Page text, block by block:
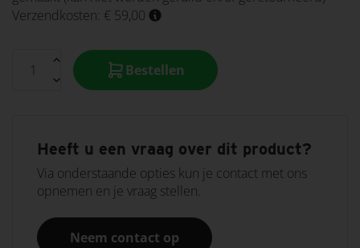
Verzendkosten: € 59,00
Bestellen
Heeft u een vraag over dit product?
Via onderstaande opties kun je contact met ons
opnemen en je vraag stellen.
Neem contact op